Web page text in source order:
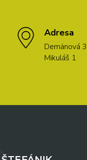
Adresa
Demänová
Mikuláš 1